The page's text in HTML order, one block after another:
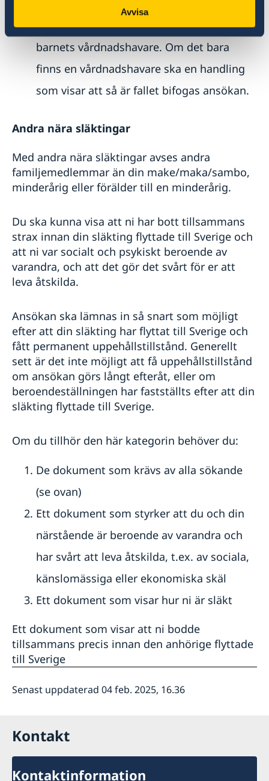
Avvisa
Samtycke217011 eller216011
av
barnets vårdnadshavare. Om det bara
finns en vårdnadshavare ska en handling
som visar att så är fallet bifogas ansökan.
Andra nära släktingar
Med andra nära släktingar avses andra
familjemedlemmar än din make/maka/sambo,
minderårig eller förälder till en minderårig.
Du ska kunna visa att ni har bott tillsammans
strax innan din släkting flyttade till Sverige och
att ni var socialt och psykiskt beroende av
varandra, och att det gör det svårt för er att
leva åtskilda.
Ansökan ska lämnas in så snart som möjligt
efter att din släkting har flyttat till Sverige och
fått permanent uppehållstillstånd. Generellt
sett är det inte möjligt att få uppehållstillstånd
om ansökan görs långt efteråt, eller om
beroendeställningen har fastställts efter att din
släkting flyttade till Sverige.
Om du tillhör den här kategorin behöver du:
De dokument som krävs av alla sökande
(se ovan)
Ett dokument som styrker att du och din
närstående är beroende av varandra och
har svårt att leva åtskilda, t.ex. av sociala,
känslomässiga eller ekonomiska skäl
Ett dokument som visar hur ni är släkt
Ett dokument som visar att ni bodde
tillsammans precis innan den anhörige flyttade
till Sverige
Senast uppdaterad 04 feb. 2025, 16.36
Kontakt
Kontaktinformation